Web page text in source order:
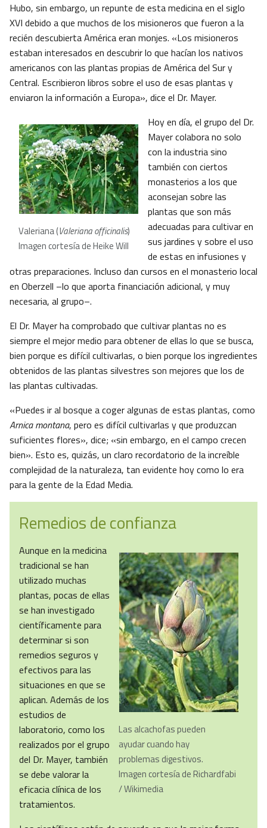
Hubo, sin embargo, un repunte de esta medicina en el siglo
XVI debido a que muchos de los misioneros que fueron a la
recién descubierta América eran monjes. «Los misioneros
estaban interesados en descubrir lo que hacían los nativos
americanos con las plantas propias de América del Sur y
Central. Escribieron libros sobre el uso de esas plantas y
enviaron la información a Europa», dice el Dr. Mayer.
Valeriana (Valeriana officinalis)
Imagen cortesía de Heike Will
Hoy en día, el grupo del Dr.
Mayer colabora no solo
con la industria sino
también con ciertos
monasterios a los que
aconsejan sobre las
plantas que son más
adecuadas para cultivar en
sus jardines y sobre el uso
de estas en infusiones y
otras preparaciones. Incluso dan cursos en el monasterio local
en Oberzell –lo que aporta financiación adicional, y muy
necesaria, al grupo–.
El Dr. Mayer ha comprobado que cultivar plantas no es
siempre el mejor medio para obtener de ellas lo que se busca,
bien porque es difícil cultivarlas, o bien porque los ingredientes
obtenidos de las plantas silvestres son mejores que los de
las plantas cultivadas.
«Puedes ir al bosque a coger algunas de estas plantas, como
Arnica montana, pero es difícil cultivarlas y que produzcan
suficientes flores», dice; «sin embargo, en el campo crecen
bien». Esto es, quizás, un claro recordatorio de la increíble
complejidad de la naturaleza, tan evidente hoy como lo era
para la gente de la Edad Media.
Remedios de confianza
Las alcachofas pueden
ayudar cuando hay
problemas digestivos.
Imagen cortesía de Richardfabi
/ Wikimedia
Aunque en la medicina
tradicional se han
utilizado muchas
plantas, pocas de ellas
se han investigado
científicamente para
determinar si son
remedios seguros y
efectivos para las
situaciones en que se
aplican. Además de los
estudios de
laboratorio, como los
realizados por el grupo
del Dr. Mayer, también
se debe valorar la
eficacia clínica de los
tratamientos.